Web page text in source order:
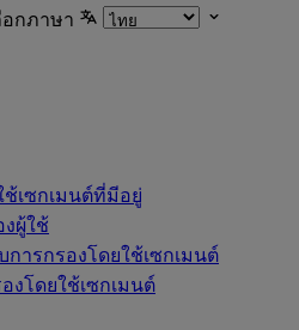
อกภาษา
ช้เซกเมนต์ที่มีอยู่
ผู้ใช้
ารกรองโดยใช้เซกเมนต์
งโดยใช้เซกเมนต์